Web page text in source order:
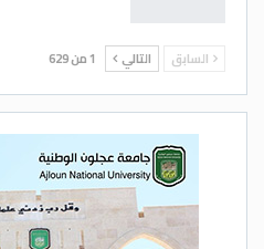
السابق التالي 1 من 629